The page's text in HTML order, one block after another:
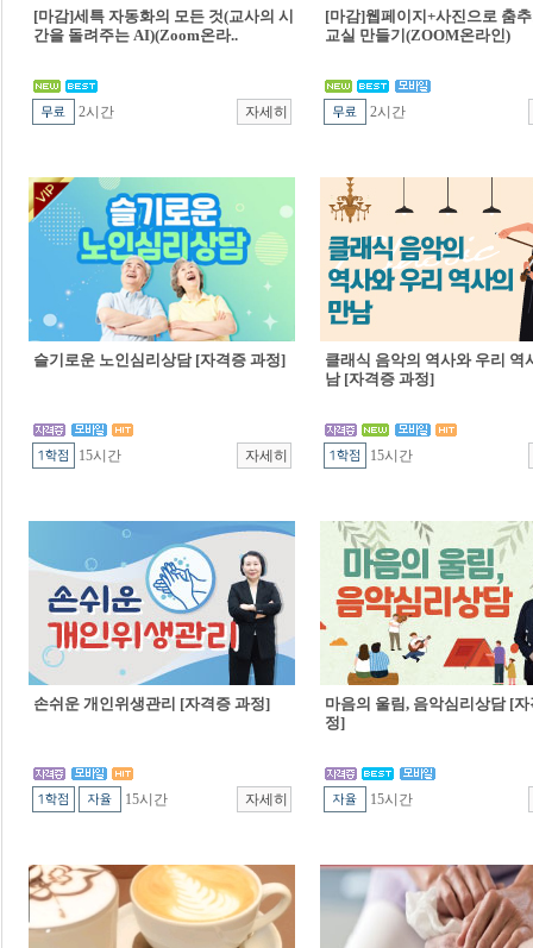
[마감]세특 자동화의 모든 것(교사의 시
간을 돌려주는 AI)(Zoom온라..
2시간
[마감]웹페이지+사진으로 춤
교실 만들기(ZOOM온라인)
2시간
슬기로운 노인심리상담 [자격증 과정]
15시간
클래식 음악의 역사와 우리 역
남 [자격증 과정]
15시간
손쉬운 개인위생관리 [자격증 과정]
15시간
마음의 울림, 음악심리상담 [
정]
15시간